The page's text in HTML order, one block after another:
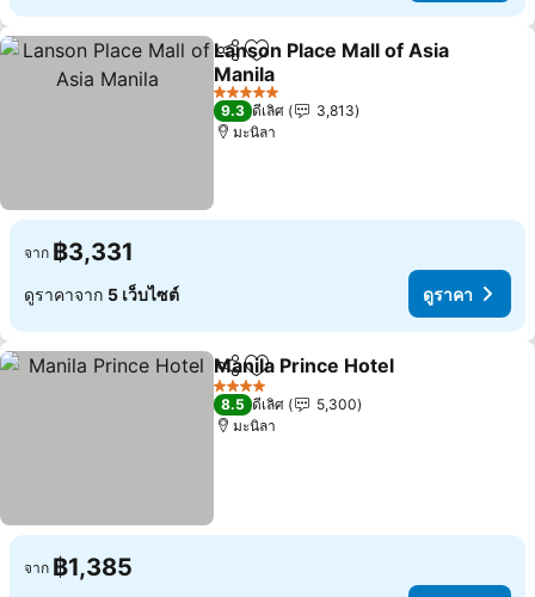
แชร์ เพิ่มในรายการโปรด
Lanson Place Mall of Asia
Manila
ดูราคา
5 ดาว
9.3 ดีเลิศ
3,813
มะนิลา
จาก ฿3,331
ดูราคาจาก 5 เว็บไซต์ ดูราคา
แชร์ เพิ่มในรายการโปรด
Manila Prince Hotel
4 ดาว
8.5 ดีเลิศ
5,300
มะนิลา
จาก ฿1,385